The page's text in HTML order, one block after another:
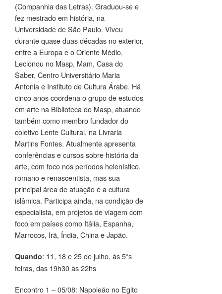
(Companhia das Letras). Graduou-se e
fez mestrado em história, na
Universidade de São Paulo. Viveu
durante quase duas décadas no exterior,
entre a Europa e o Oriente Médio.
Lecionou no Masp, Mam, Casa do
Saber, Centro Universitário Maria
Antonia e Instituto de Cultura Árabe. Há
cinco anos coordena o grupo de estudos
em arte na Biblioteca do Masp, atuando
também como membro fundador do
coletivo Lente Cultural, na Livraria
Martins Fontes. Atualmente apresenta
conferências e cursos sobre história da
arte, com foco nos períodos helenístico,
romano e renascentista, mas sua
principal área de atuação é a cultura
islâmica. Participa ainda, na condição de
especialista, em projetos de viagem com
foco em países como Itália, Espanha,
Marrocos, Irã, Índia, China e Japão.
Quando: 11, 18 e 25 de julho, às 5ªs
feiras, das 19h30 às 22hs
Encontro 1 – 05/08: Napoleão no Egito